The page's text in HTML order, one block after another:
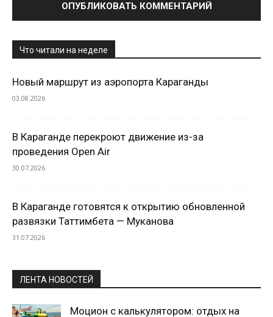
Что читали на неделе
Новый маршрут из аэропорта Караганды
03.08.2026
В Караганде перекроют движение из-за
проведения Open Air
30.07.2026
В Караганде готовятся к открытию обновленной
развязки Таттимбета — Муканова
31.07.2026
ЛЕНТА НОВОСТЕЙ
Моцион с калькулятором: отдых на